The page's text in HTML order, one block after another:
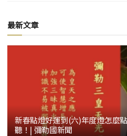
最新文章
新春點燈好運到(六)年度燈怎麼
聽！| 彌勒國新聞